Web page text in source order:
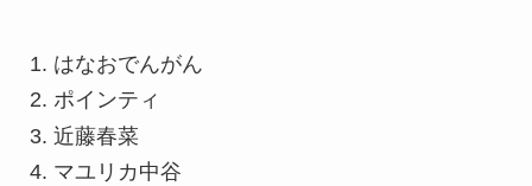
はなおでんがん
ポインティ
近藤春菜
マユリカ中谷